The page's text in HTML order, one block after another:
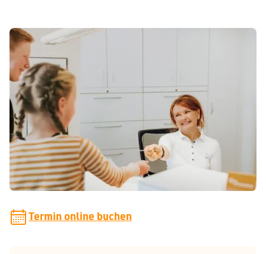
So erreichen Sie uns
Während unserer Sprechzeiten können Sie uns telefonisch
erreichen. Gerne können Sie uns auch eine E-Mail
schreiben. Wir melden uns so schnell wie möglich bei
Ihnen zurück.
praxis[at]zahnspangenliebe.de
Termin online buchen